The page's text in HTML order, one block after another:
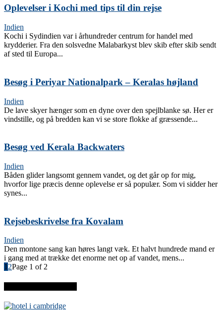
Oplevelser i Kochi med tips til din rejse
Indien
Kochi i Sydindien var i århundreder centrum for handel med
krydderier. Fra den solsvedne Malabarkyst blev skib efter skib sendt
af sted til Europa...
Besøg i Periyar Nationalpark – Keralas højland
Indien
De lave skyer hænger som en dyne over den spejlblanke sø. Her er
vindstille, og på bredden kan vi se store flokke af græssende...
Besøg ved Kerala Backwaters
Indien
Båden glider langsomt gennem vandet, og det går op for mig,
hvorfor lige præcis denne oplevelse er så populær. Som vi sidder her
synes...
Rejsebeskrivelse fra Kovalam
Indien
Den montone sang kan høres langt væk. Et halvt hundrede mand er
i gang med at trække det enorme net op af vandet, mens...
1 2Page 1 of 2